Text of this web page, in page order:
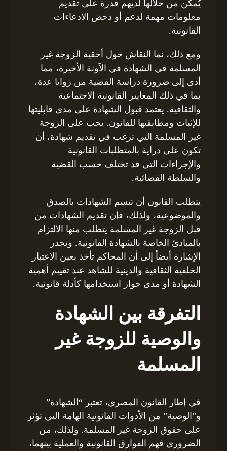
يُمكن من خلالها لديهم قدرة على تقديم
معلومات مهمة لدعم أو دحض الادعاءات
القانونية.
ومع ذلك، نما النقاش حول أحقية الزوجة غير
المسلمة في الشهادة في الآونة الأخيرة، مما
أدى إلى ضرورة دراسة القضية من زوايا عدة،
بما في ذلك المعايير القانونية الاجتماعية
والثقافية. يعتمد قبول الشهادة على مدى قابليتها
للإثبات ومطابقتها للقانون. يجب على الزوجة
غير المسلمة التي ترغب في تقديم شهادة، أن
تكون على دراية بالمتطلبات القانونية
والإجراءات التي قد تختلف حسب القضية
والسلطة القضائية.
يتطلب القانون أن تتسم الشهادات بالصدق
والموضوعية، ولذلك، فإن تقديم الشهادات من
قبل الزوجة غير المسلمة يتطلب منها الالتزام
بالمبادئ الخاصة بالشهادة القانونية. وتجدر
الإشارة أيضاً إلى أن المحاكم تأخذ بعين الاعتبار
الخلفية الثقافية والدينية للشاهد عند تقييم أهمية
الشهادة أو مدى جواز استخدامها كأدلة قانونية.
التفرقة بين الشهادة
والوصية للزوجة غير
المسلمة
في إطار القانون المصري، تعتبر “الشهادة”
و”الوصية” من الأدوات القانونية الهامة التي تؤثر
على حقوق الزوجة غير المسلمة. ولذلك، من
الضروري فهم الفوارق القانونية والعملية بينهما،